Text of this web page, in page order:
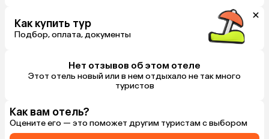
Как купить тур
Подбор, оплата, документы
Нет отзывов об этом отеле
Этот отель новый или в нем отдыхало не так много
туристов
Как вам отель?
Оцените его — это поможет другим туристам с выбором